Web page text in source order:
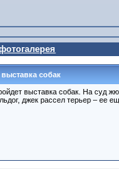
собак
выставка собак. На суд
джек рассел терьер – ее